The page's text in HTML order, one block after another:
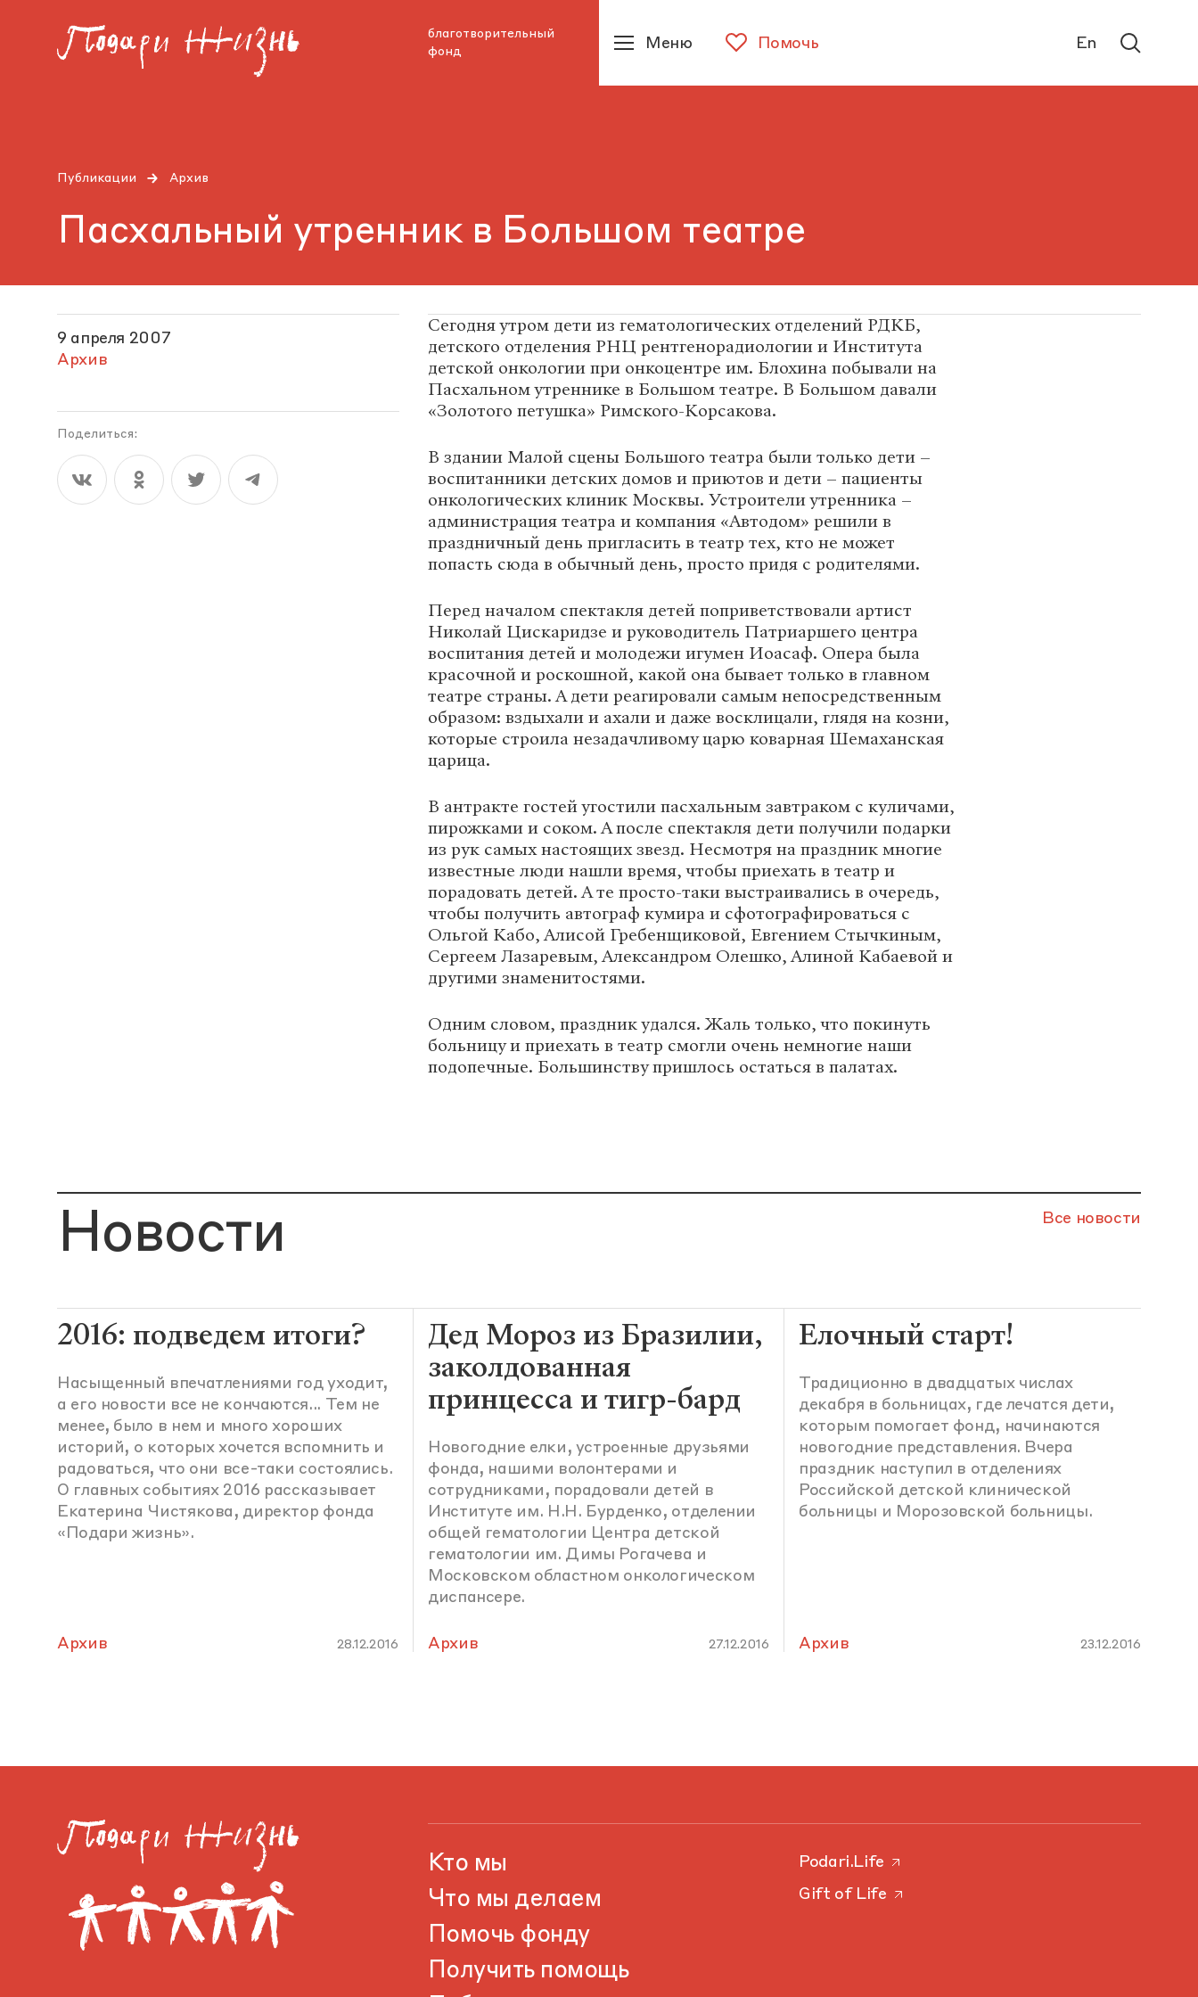
благотворительный
фонд
Помочь
Меню En
Публикации Архив
Пасхальный утренник в Большом театре
9 апреля 2007
Архив
Поделиться:
Сегодня утром дети из гематологических отделений РДКБ,
детского отделения РНЦ рентгенорадиологии и Института
детской онкологии при онкоцентре им. Блохина побывали на
Пасхальном утреннике в Большом театре. В Большом давали
«Золотого петушка» Римского-Корсакова.
В здании Малой сцены Большого театра были только дети –
воспитанники детских домов и приютов и дети – пациенты
онкологических клиник Москвы. Устроители утренника –
администрация театра и компания «Автодом» решили в
праздничный день пригласить в театр тех, кто не может
попасть сюда в обычный день, просто придя с родителями.
Перед началом спектакля детей поприветствовали артист
Николай Цискаридзе и руководитель Патриаршего центра
воспитания детей и молодежи игумен Иоасаф. Опера была
красочной и роскошной, какой она бывает только в главном
театре страны. А дети реагировали самым непосредственным
образом: вздыхали и ахали и даже восклицали, глядя на козни,
которые строила незадачливому царю коварная Шемаханская
царица.
В антракте гостей угостили пасхальным завтраком с куличами,
пирожками и соком. А после спектакля дети получили подарки
из рук самых настоящих звезд. Несмотря на праздник многие
известные люди нашли время, чтобы приехать в театр и
порадовать детей. А те просто-таки выстраивались в очередь,
чтобы получить автограф кумира и сфотографироваться с
Ольгой Кабо, Алисой Гребенщиковой, Евгением Стычкиным,
Сергеем Лазаревым, Александром Олешко, Алиной Кабаевой и
другими знаменитостями.
Одним словом, праздник удался. Жаль только, что покинуть
больницу и приехать в театр смогли очень немногие наши
подопечные. Большинству пришлось остаться в палатах.
Новости Все новости
2016: подведем итоги?
Насыщенный впечатлениями год уходит,
а его новости все не кончаются... Тем не
менее, было в нем и много хороших
историй, о которых хочется вспомнить и
радоваться, что они все-таки состоялись.
О главных событиях 2016 рассказывает
Екатерина Чистякова, директор фонда
«Подари жизнь».
Архив 28.12.2016
Дед Мороз из Бразилии,
заколдованная
принцесса и тигр-бард
Новогодние елки, устроенные друзьями
фонда, нашими волонтерами и
сотрудниками, порадовали детей в
Институте им. Н.Н. Бурденко, отделении
общей гематологии Центра детской
гематологии им. Димы Рогачева и
Московском областном онкологическом
диспансере.
Архив 27.12.2016
Елочный старт!
Традиционно в двадцатых числах
декабря в больницах, где лечатся дети,
которым помогает фонд, начинаются
новогодние представления. Вчера
праздник наступил в отделениях
Российской детской клинической
больницы и Морозовской больницы.
Архив 23.12.2016
Кто мы
Что мы делаем
Помочь фонду
Получить помощь
Podari.Life
Gift of Life